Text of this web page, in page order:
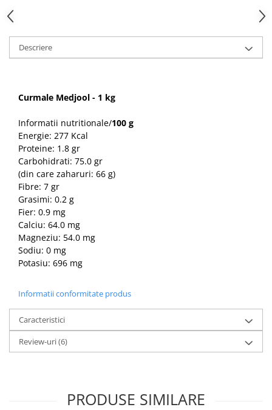
Descriere
Curmale Medjool - 1 kg
Informatii nutritionale/100 g
Energie: 277 Kcal
Proteine: 1.8 gr
Carbohidrati: 75.0 gr
(din care zaharuri: 66 g)
Fibre: 7 gr
Grasimi: 0.2 g
Fier: 0.9 mg
Calciu: 64.0 mg
Magneziu: 54.0 mg
Sodiu: 0 mg
Potasiu: 696 mg
Informatii conformitate produs
Caracteristici
Review-uri(6)
PRODUSE SIMILARE